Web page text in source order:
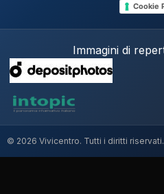
Cookie
Immagini di
© 2026 Vivicentro. Tutti i diritti riservati.